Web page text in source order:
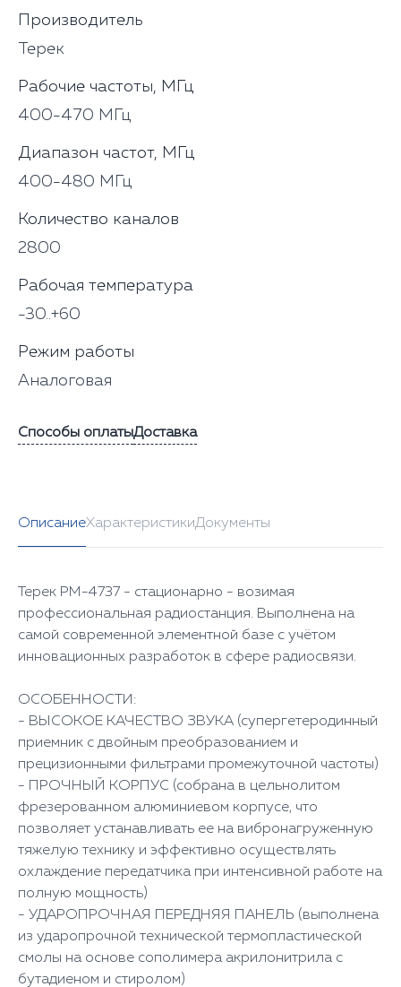
Производитель
Терек
Рабочие частоты, МГц
400-470 МГц
Диапазон частот, МГц
400-480 МГц
Количество каналов
2800
Рабочая температура
-30..+60
Режим работы
Аналоговая
Способы оплатыДоставка
ОписаниеХарактеристикиДокументы
Терек РM-4737 - стационарно - возимая
профессиональная радиостанция. Выполнена на
самой современной элементной базе с учётом
инновационных разработок в сфере радиосвязи.
ОСОБЕННОСТИ:
- ВЫСОКОЕ КАЧЕСТВО ЗВУКА (супергетеродинный
приемник с двойным преобразованием и
прецизионными фильтрами промежуточной частоты)
- ПРОЧНЫЙ КОРПУС (собрана в цельнолитом
фрезерованном алюминиевом корпусе, что
позволяет устанавливать ее на вибронагруженную
тяжелую технику и эффективно осуществлять
охлаждение передатчика при интенсивной работе на
полную мощность)
- УДАРОПРОЧНАЯ ПЕРЕДНЯЯ ПАНЕЛЬ (выполнена
из ударопрочной технической термопластической
смолы на основе сополимера акрилонитрила с
бутадиеном и стиролом)